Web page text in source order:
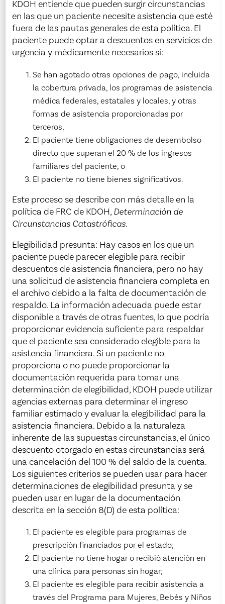
KDOH entiende que pueden surgir circunstancias
en las que un paciente necesite asistencia que esté
fuera de las pautas generales de esta política. El
paciente puede optar a descuentos en servicios de
urgencia y médicamente necesarios si:
Se han agotado otras opciones de pago, incluida
la cobertura privada, los programas de asistencia
médica federales, estatales y locales, y otras
formas de asistencia proporcionadas por
terceros,
El paciente tiene obligaciones de desembolso
directo que superan el 20 % de los ingresos
familiares del paciente, o
El paciente no tiene bienes significativos.
Este proceso se describe con más detalle en la
política de FRC de KDOH, Determinación de
Circunstancias Catastróficas.
Elegibilidad presunta: Hay casos en los que un
paciente puede parecer elegible para recibir
descuentos de asistencia financiera, pero no hay
una solicitud de asistencia financiera completa en
el archivo debido a la falta de documentación de
respaldo. La información adecuada puede estar
disponible a través de otras fuentes, lo que podría
proporcionar evidencia suficiente para respaldar
que el paciente sea considerado elegible para la
asistencia financiera. Si un paciente no
proporciona o no puede proporcionar la
documentación requerida para tomar una
determinación de elegibilidad, KDOH puede utilizar
agencias externas para determinar el ingreso
familiar estimado y evaluar la elegibilidad para la
asistencia financiera. Debido a la naturaleza
inherente de las supuestas circunstancias, el único
descuento otorgado en estas circunstancias será
una cancelación del 100 % del saldo de la cuenta.
Los siguientes criterios se pueden usar para hacer
determinaciones de elegibilidad presunta y se
pueden usar en lugar de la documentación
descrita en la sección 8(D) de esta política:
El paciente es elegible para programas de
prescripción financiados por el estado;
El paciente no tiene hogar o recibió atención en
una clínica para personas sin hogar;
El paciente es elegible para recibir asistencia a
través del Programa para Mujeres, Bebés y Niños